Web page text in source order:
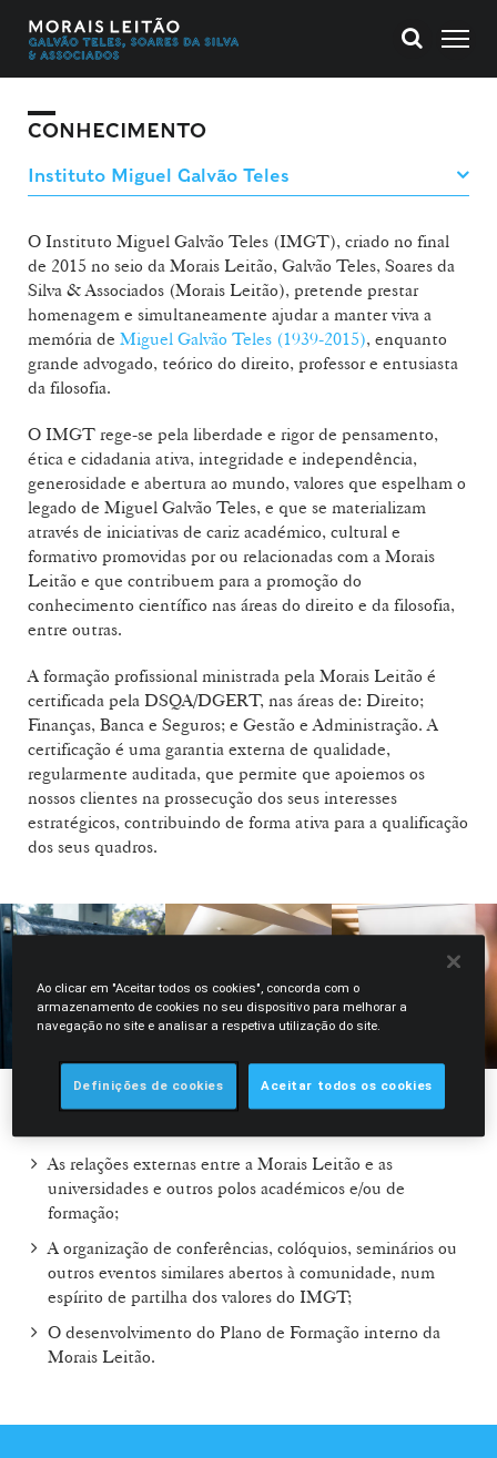
CONHECIMENTO
O Instituto Miguel Galvão Teles (IMGT), criado no final
de 2015 no seio da Morais Leitão, Galvão Teles, Soares da
Silva & Associados (Morais Leitão), pretende prestar
homenagem e simultaneamente ajudar a manter viva a
memória de Miguel Galvão Teles (1939-2015), enquanto
grande advogado, teórico do direito, professor e entusiasta
da filosofia.
O IMGT rege-se pela liberdade e rigor de pensamento,
ética e cidadania ativa, integridade e independência,
generosidade e abertura ao mundo, valores que espelham o
legado de Miguel Galvão Teles, e que se materializam
através de iniciativas de cariz académico, cultural e
formativo promovidas por ou relacionadas com a Morais
Leitão e que contribuem para a promoção do
conhecimento científico nas áreas do direito e da filosofia,
entre outras.
A formação profissional ministrada pela Morais Leitão é
certificada pela DSQA/DGERT, nas áreas de: Direito;
Finanças, Banca e Seguros; e Gestão e Administração. A
certificação é uma garantia externa de qualidade,
regularmente auditada, que permite que apoiemos os
nossos clientes na prossecução dos seus interesses
estratégicos, contribuindo de forma ativa para a qualificação
dos seus quadros.
O Instituto tem como principais vertentes:
As relações externas entre a Morais Leitão e as
universidades e outros polos académicos e/ou de
formação;
A organização de conferências, colóquios, seminários ou
outros eventos similares abertos à comunidade, num
espírito de partilha dos valores do IMGT;
O desenvolvimento do Plano de Formação interno da
Morais Leitão.
Ao clicar em "Aceitar todos os cookies", concorda com o
armazenamento de cookies no seu dispositivo para melhorar a
navegação no site e analisar a respetiva utilização do site.
Definições de cookies Aceitar todos os cookies